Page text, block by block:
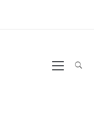
Primary
Menu